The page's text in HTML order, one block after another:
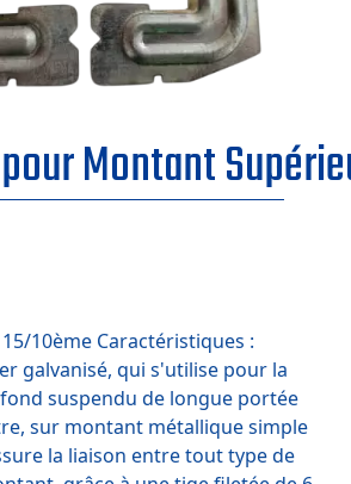
Montant
10ème Caractéristiques :
galvanisé, qui s'utilise pour la
suspendu de longue portée
sur montant métallique simple
la liaison entre tout type de